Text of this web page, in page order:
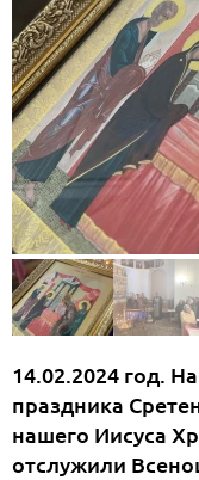
14.02.2024 год.
праздника
нашего Иисуса
отслужили